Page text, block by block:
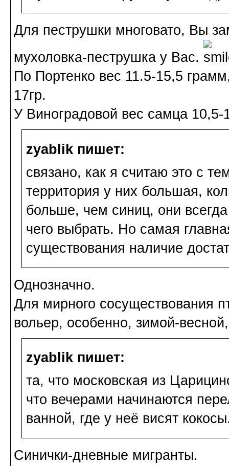
Для пеструшки многовато, Вы
мухоловка-пеструшка у Вас.
По Портенко вес 11.5-15,5
17гр.
У Виноградовой вес самца 10,5-
zyablik пишет:
связано, как я считаю это с
территория у них большая,
больше, чем синиц, они
чего выбрать. Но самая
существования наличие
Однозначно.
Для мирного сосуществования
вольер, особенно, зимой-
zyablik пишет:
та, что московская из
что вечерами начинаются
ванной, где у неё висят
Синички-дневные мигранты.